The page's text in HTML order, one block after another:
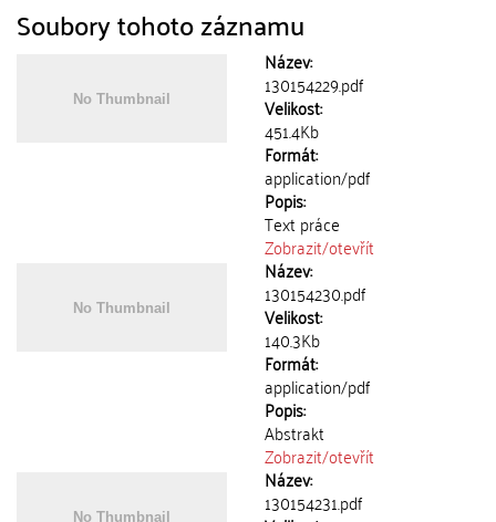
Soubory tohoto záznamu
Název:
130154229.pdf
Velikost:
451.4Kb
Formát:
application/pdf
Popis:
Text práce
Zobrazit/otevřít
Název:
130154230.pdf
Velikost:
140.3Kb
Formát:
application/pdf
Popis:
Abstrakt
Zobrazit/otevřít
Název:
130154231.pdf